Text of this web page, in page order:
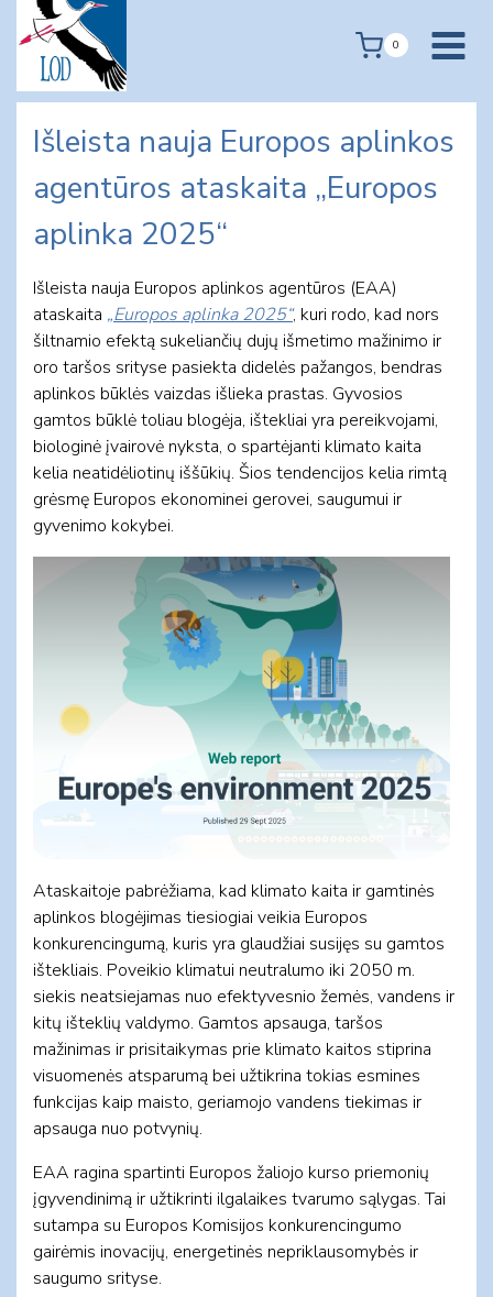
content
0
Išleista nauja Europos aplinkos
agentūros ataskaita „Europos
aplinka 2025“
Išleista nauja Europos aplinkos agentūros (EAA)
ataskaita „Europos aplinka 2025“, kuri rodo, kad nors
šiltnamio efektą sukeliančių dujų išmetimo mažinimo ir
oro taršos srityse pasiekta didelės pažangos, bendras
aplinkos būklės vaizdas išlieka prastas. Gyvosios
gamtos būklė toliau blogėja, ištekliai yra pereikvojami,
biologinė įvairovė nyksta, o spartėjanti klimato kaita
kelia neatidėliotinų iššūkių. Šios tendencijos kelia rimtą
grėsmę Europos ekonominei gerovei, saugumui ir
gyvenimo kokybei.
Ataskaitoje pabrėžiama, kad klimato kaita ir gamtinės
aplinkos blogėjimas tiesiogiai veikia Europos
konkurencingumą, kuris yra glaudžiai susijęs su gamtos
ištekliais. Poveikio klimatui neutralumo iki 2050 m.
siekis neatsiejamas nuo efektyvesnio žemės, vandens ir
kitų išteklių valdymo. Gamtos apsauga, taršos
mažinimas ir prisitaikymas prie klimato kaitos stiprina
visuomenės atsparumą bei užtikrina tokias esmines
funkcijas kaip maisto, geriamojo vandens tiekimas ir
apsauga nuo potvynių.
EAA ragina spartinti Europos žaliojo kurso priemonių
įgyvendinimą ir užtikrinti ilgalaikes tvarumo sąlygas. Tai
sutampa su Europos Komisijos konkurencingumo
gairėmis inovacijų, energetinės nepriklausomybės ir
saugumo srityse.